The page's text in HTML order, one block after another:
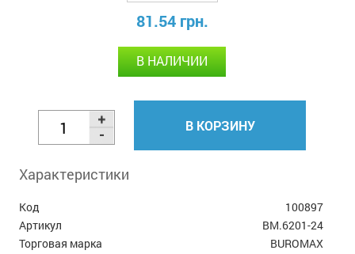
81.54 грн.
В НАЛИЧИИ
В КОРЗИНУ
Характеристики
Код
100897
Артикул
BM.6201-24
Торговая марка
BUROMAX